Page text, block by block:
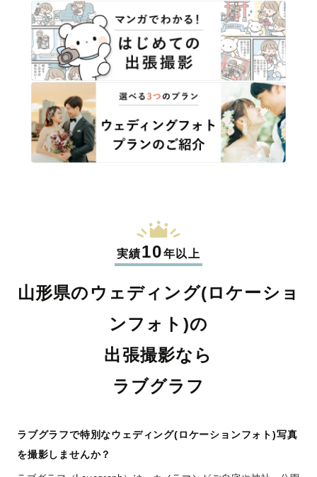
実績10年以上
山形県のウェディング(ロケーショ
ンフォト)の
出張撮影なら
ラブグラフ
ラブグラフで特別なウェディング(ロケーションフォト)写真
を撮影しませんか？